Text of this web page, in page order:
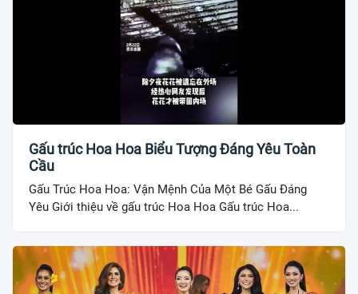
Gấu trúc Hoa Hoa Biểu Tượng Đáng Yêu Toàn
Cầu
Gấu Trúc Hoa Hoa: Vận Mệnh Của Một Bé Gấu Đáng
Yêu Giới thiệu về gấu trúc Hoa Hoa Gấu trúc Hoa...